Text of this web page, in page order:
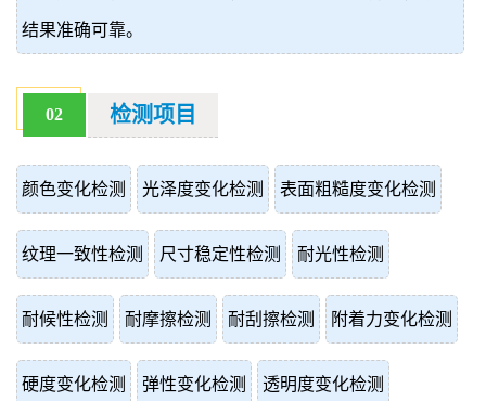
结果准确可靠。
02 检测项目
颜色变化检测 光泽度变化检测 表面粗糙度变化检测
纹理一致性检测 尺寸稳定性检测 耐光性检测
耐候性检测 耐摩擦检测 耐刮擦检测 附着力变化检测
硬度变化检测 弹性变化检测 透明度变化检测